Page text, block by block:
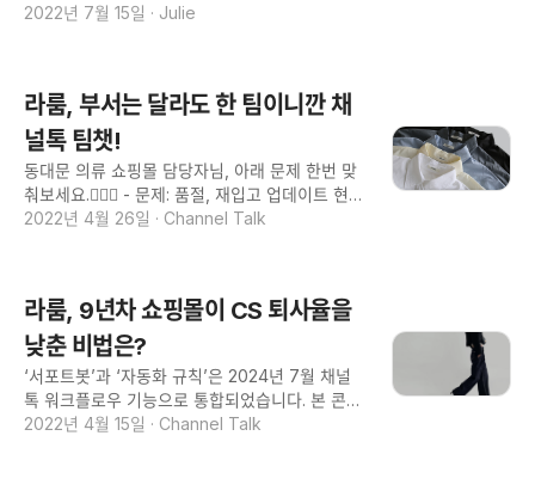
츠의 용어와 화면 구성은 현재와 다를 수 있다는
었어요. 고객의 피드백을 얻는 소통 창구가 필요
했어요. - 성과: 채널톡 채팅상담으로 고객의 피드
백을 수월하게 받아요. 반품율은 50% 감소했어
요. 마케팅 캠페인을 통해 구매전환율을 28% 달
성했어요. 우알롱, 올해 300억 바라보는 스트릿
씬 신예 브랜드 75만원으로 창업, 올해 300억 목
할을 하려고 노력하는 패션 브랜드입니다. 처음
창업비용은 75만원이었어요. 투잡, 쓰리잡 뛰면
서 시작했죠. 볼캡을 제작해야 되는데 그 금액을
입금하는 것에 대해서도 엄청나게 고민할 정도였
어요. 현재는 매해 세
2022년 7월 15일 · Julie
라룸, 부서는 달라도 한 팀이니깐 채
널톡 팀챗!
동대문 의류 쇼핑몰 담당자님, 아래 문제 한번 맞
춰보세요.🙋🏻‍♀️ - 문제: 품절, 재입고 업데이트 현황
을 못받아 고객에게 잘못된 정보가 나갔다면 가장
이트온📬 정답은 바로 3번입니다. 오랫동안 대부
분의 의류 쇼핑몰이 '무의식적'으로 사내 메신저
로 카카오톡, 네이트온을 쓰고 있어요.🤦🏻‍♀️ 업계가
만연한 이 관행이 왜 문제인지 그 해설이 궁금하
죠? 9년간 카카오톡을 사내 메신저로 쓰다가, 최
근 채널톡 팀챗을 쓴 라룸의 예시를 한번 살펴볼
2022년 4월 26일 · Channel Talk
라룸, 9년차 쇼핑몰이 CS 퇴사율을
낮춘 비법은?
‘서포트봇’과 ‘자동화 규칙’은 2024년 7월 채널
톡 워크플로우 기능으로 통합되었습니다. 본 콘텐
츠의 용어와 화면 구성은 현재와 다를 수 있다는
2022년 4월 15일 · Channel Talk